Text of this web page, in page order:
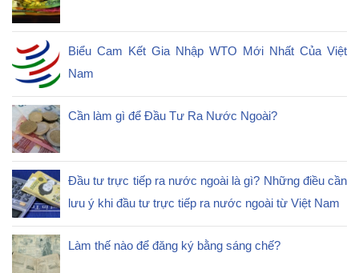
Biểu Cam Kết Gia Nhập WTO Mới Nhất Của Việt
Nam
Cần làm gì để Đầu Tư Ra Nước Ngoài?
Đầu tư trực tiếp ra nước ngoài là gì? Những điều cần
lưu ý khi đầu tư trực tiếp ra nước ngoài từ Việt Nam
Làm thế nào để đăng ký bằng sáng chế?